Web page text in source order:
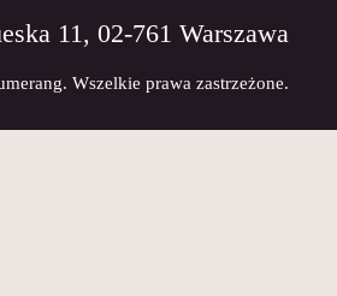
11, 02-761 Warszawa
Wszelkie prawa zastrzeżone.